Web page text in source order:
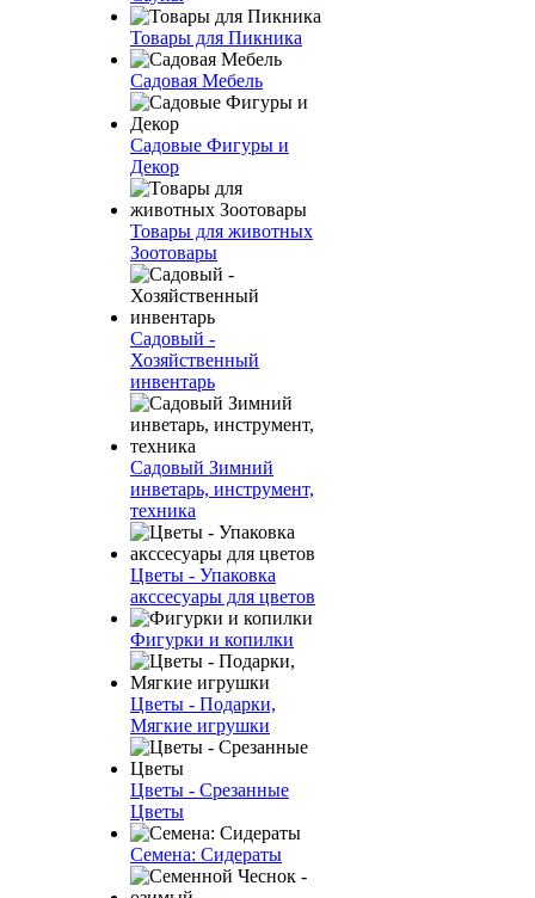
Товары для Пикника
Садовая Мебель
Садовые Фигуры и
Декор
Товары для животных
Зоотовары
Садовый -
Хозяйственный
инвентарь
Садовый Зимний
инветарь, инструмент,
техника
Цветы - Упаковка
акссесуары для цветов
Фигурки и копилки
Цветы - Подарки,
Мягкие игрушки
Цветы - Срезанные
Цветы
Семена: Сидераты